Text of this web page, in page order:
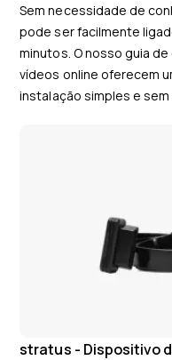
Sem necessidade de
pode ser facilmente
minutos. O nosso guia
vídeos online oferecem
instalação simples e sem
stratus - Dispositivo